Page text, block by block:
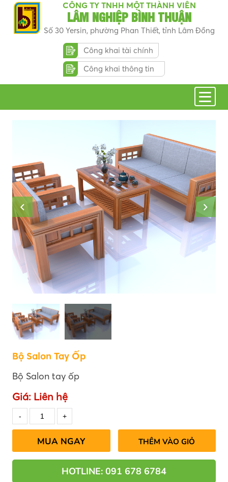
CÔNG TY TNHH MỘT THÀNH VIÊN
LÂM NGHIỆP BÌNH THUẬN
Số 30 Yersin, phường Phan Thiết, tỉnh Lâm Đồng
Công khai tài chính
Công khai thông tin
Bộ Salon Tay Ốp
Bộ Salon tay ốp
Giá: Liên hệ
MUA NGAY THÊM VÀO GIỎ
HOTLINE: 091 678 6784